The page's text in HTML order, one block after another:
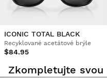
Michela Alterio
Nepohodlné brýle, obtížně
Bylo toto hodnocení užitečná?
ICONIC TOTAL BLACK
Recyklované acetátové brýle
$84.95
Zkompletujte svou